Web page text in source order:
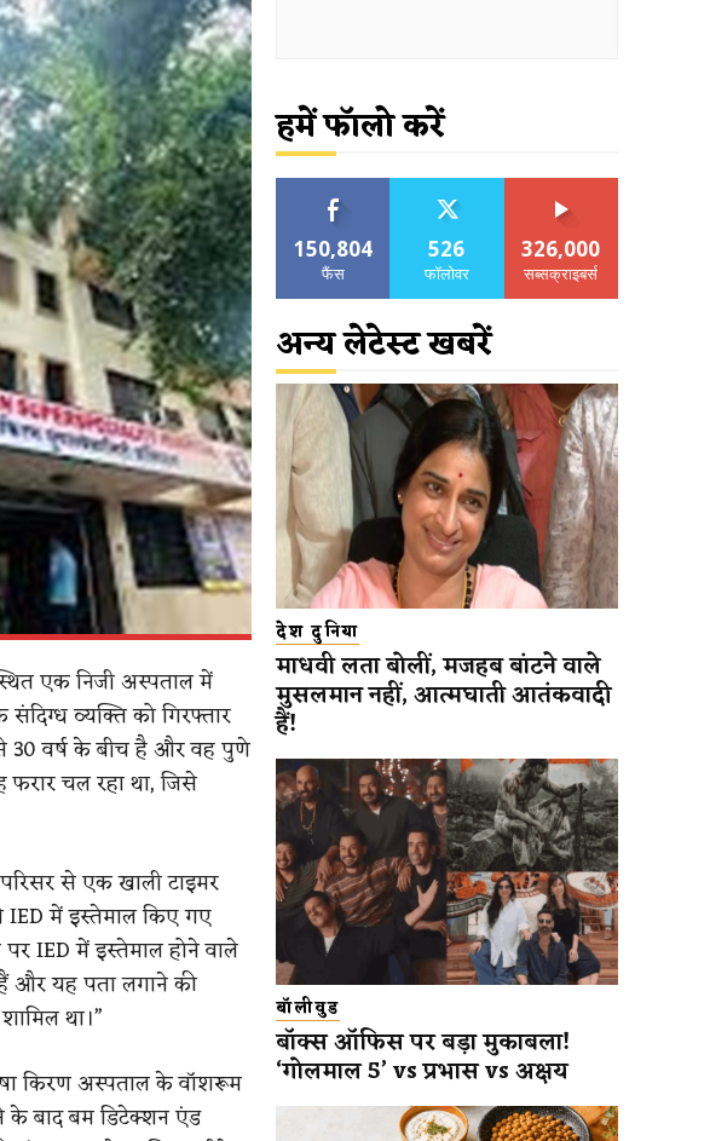
एक निजी अस्पताल में
व्यक्ति को गिरफ्तार
30 वर्ष के बीच है और वह पुणे
चल रहा था, जिसे
से एक खाली टाइमर
IED में इस्तेमाल किए गए
IED में इस्तेमाल होने वाले
और यह पता लगाने की
था।”
किरण अस्पताल के वॉशरूम
बाद बम डिटेक्शन एंड
हमें फॉलो करें
150,804
फैंस
526
फॉलोवर
326,000
सब्सक्राइबर्स
अन्य लेटेस्ट खबरें
देश दुनिया
माधवी लता बोलीं, मजहब बांटने वाले
मुसलमान नहीं, आत्मघाती आतंकवादी
हैं!
बॉलीवुड
बॉक्स ऑफिस पर बड़ा मुकाबला!
‘गोलमाल 5’ vs प्रभास vs अक्षय